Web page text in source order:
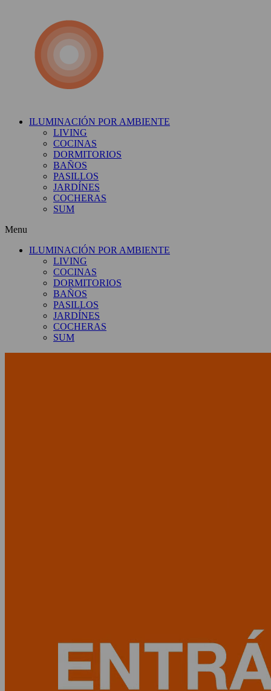
ILUMINACIÓN POR AMBIENTE
LIVING
COCINAS
DORMITORIOS
BAÑOS
PASILLOS
JARDÍNES
COCHERAS
SUM
Menu
ILUMINACIÓN POR AMBIENTE
LIVING
COCINAS
DORMITORIOS
BAÑOS
PASILLOS
JARDÍNES
COCHERAS
SUM